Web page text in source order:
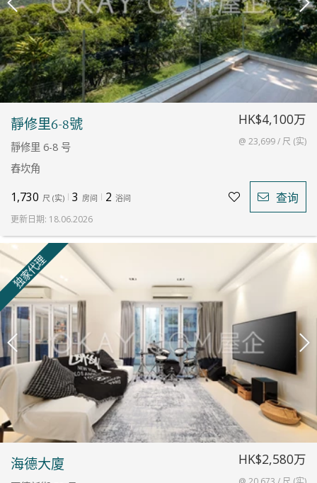
靜修里6-8號
靜修里 6-8 号
舂坎角
HK$4,100万
@ 23,699 / 尺 (实)
1,730 尺 (实) 3 房间 2 浴间 查询
更新日期: 18.06.2026
海德大廈 HK$2,580万
独家代理